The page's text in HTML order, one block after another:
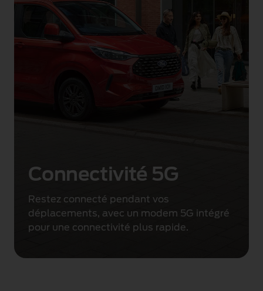
Connectivité 5G
Restez connecté pendant vos
déplacements, avec un modem 5G intégré
pour une connectivité plus rapide.